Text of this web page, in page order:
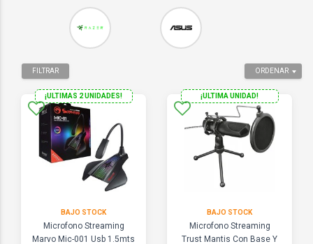
ORDENAR
FILTRAR
¡ULTIMAS 2 UNIDADES!
BAJO STOCK
Microfono Streaming
Marvo Mic-001 Usb 1.5mts
¡ULTIMA UNIDAD!
BAJO STOCK
Microfono Streaming
Trust Mantis Con Base Y